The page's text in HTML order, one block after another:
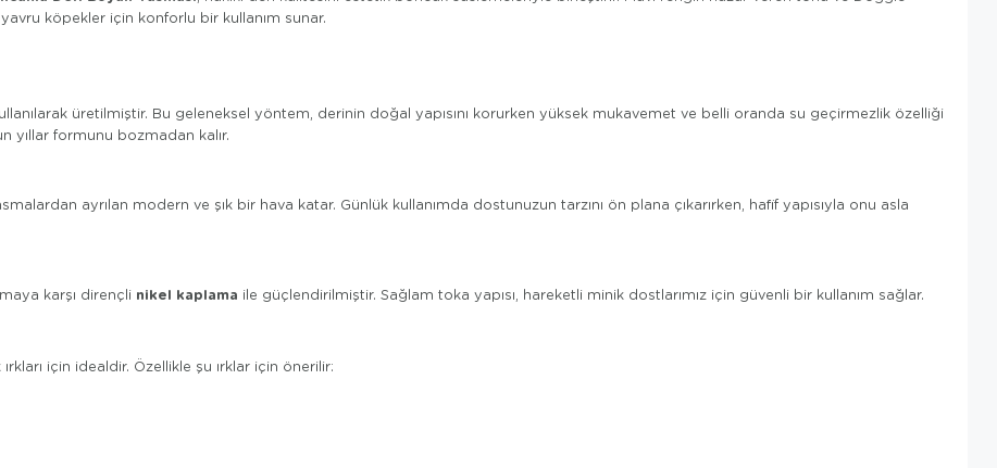
köpekler için konforlu bir kullanım sunar.
üretilmiştir. Bu geleneksel yöntem, derinin doğal yapısını korurken yüksek mukavemet ve belli oranda su geçirmezlik özelliği
yıllar formunu bozmadan kalır.
ayrılan modern ve şık bir hava katar. Günlük kullanımda dostunuzun tarzını ön plana çıkarırken, hafif yapısıyla onu asla
karşı dirençli nikel kaplama ile güçlendirilmiştir. Sağlam toka yapısı, hareketli minik dostlarımız için güvenli bir kullanım sağlar.
için idealdir. Özellikle şu ırklar için önerilir: